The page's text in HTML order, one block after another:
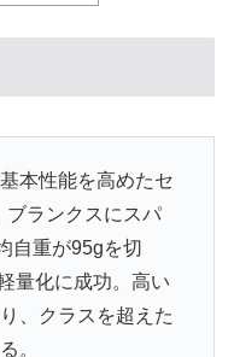
本性能を高めたセ
ブランクスにスパ
自重が95gを切
量化に成功。高い
、クラスを超えた
。